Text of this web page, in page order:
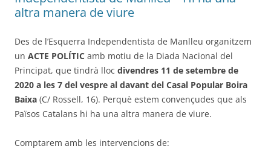
altra manera de viure
Des de l’Esquerra Independentista de Manlleu organitzem
un ACTE POLÍTIC amb motiu de la Diada Nacional del
Principat, que tindrà lloc divendres 11 de setembre de
2020 a les 7 del vespre al davant del Casal Popular Boira
Baixa (C/ Rossell, 16). Perquè estem convençudes que als
Països Catalans hi ha una altra manera de viure.
Comptarem amb les intervencions de: